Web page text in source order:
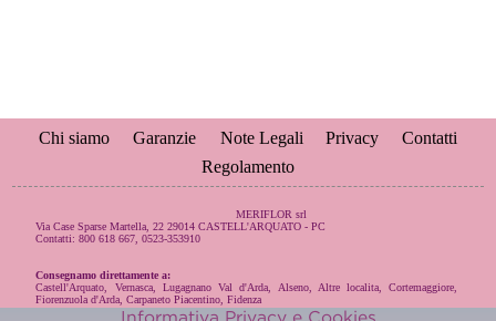
Chi siamo Garanzie Note Legali Privacy
Contatti
Regolamento
MERIFLOR srl
Via Case Sparse Martella, 22 29014 CASTELL'ARQUATO - PC
Contatti: 800 618 667, 0523-353910
Consegnamo direttamente a:
Castell'Arquato
Vernasca, Lugagnano Val d'Arda Alseno, Altre localita ,Cortemaggiore
Fiorenzuola d'Arda ,Carpaneto Piacentino ,Fidenza
Informativa Privacy e Cookies